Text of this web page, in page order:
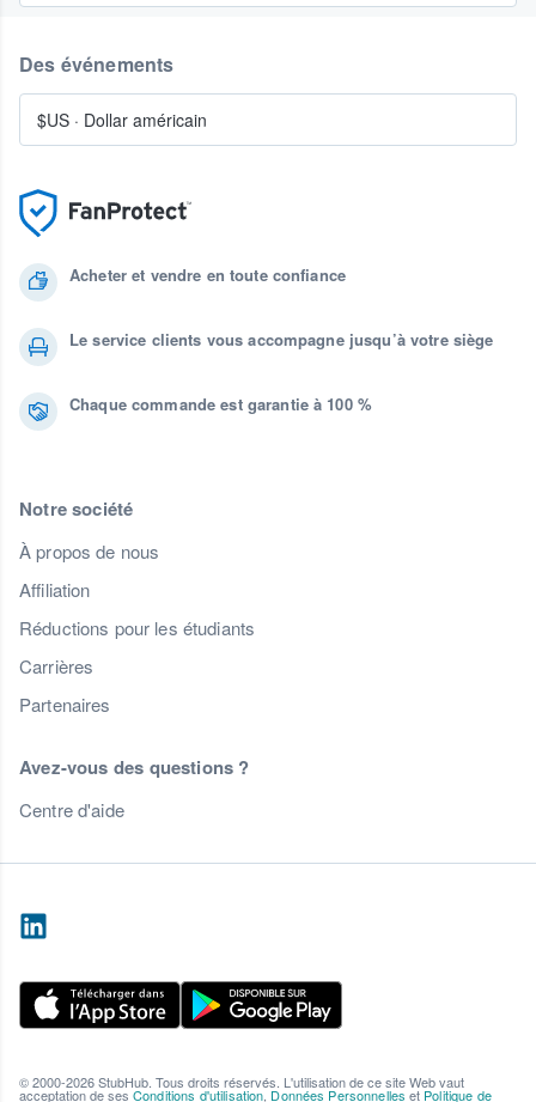
Acheter et vendre en toute confiance
Le service clients vous accompagne jusqu’à votre siège
Chaque commande est garantie à 100 %
Notre société
À propos de nous
Affiliation
Réductions pour les étudiants
Carrières
Partenaires
Avez-vous des questions ?
Centre d'aide
Des événements
$US · Dollar américain
© 2000-2026 StubHub. Tous droits réservés. L'utilisation de ce site Web vaut
acceptation de ses Conditions d'utilisation, Données Personnelles et Politique de